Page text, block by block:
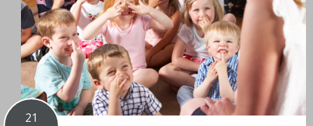
21